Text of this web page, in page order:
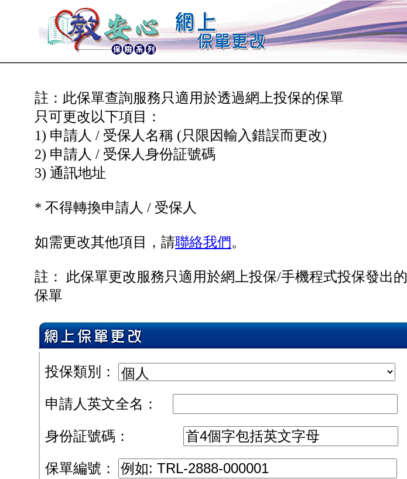
註：此保單查詢服務只適用於透過網上投保的保單
只可更改以下項目：
1) 申請人 / 受保人名稱 (只限因輸入錯誤而更改)
2) 申請人 / 受保人身份証號碼
3) 通訊地址
* 不得轉換申請人 / 受保人
如需更改其他項目，請聯絡我們。
註： 此保單更改服務只適用於網上投保/手機程式投保發出的
保單
投保類別：
申請人英文全名：
身份証號碼：
保單編號：